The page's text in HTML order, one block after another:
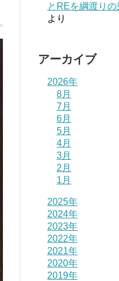
とREを綱渡りの
より
アーカイブ
2026年
8月
7月
6月
5月
4月
3月
2月
1月
2025年
2024年
2023年
2022年
2021年
2020年
2019年